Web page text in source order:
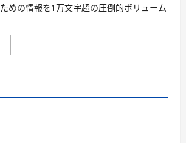
めの情報を1万文字超の圧倒的ボリューム
年
版】